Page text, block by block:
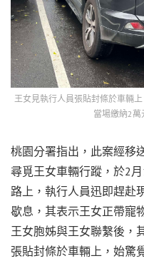
王女見執行人員張貼封條於車輛
當場繳納2萬
桃園分署指出，此案經移
尋覓王女車輛行蹤，於2
路上，執行人員迅即趕赴
歇息，其表示王女正帶寵
王女胞姊與王女聯繫後，
張貼封條於車輛上，始驚